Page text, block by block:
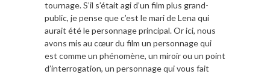
tournage. S’il s’était agi d’un film plus grand-
public, je pense que c’est le mari de Lena qui
aurait été le personnage principal. Or ici, nous
avons mis au cœur du film un personnage qui
est comme un phénomène, un miroir ou un point
d’interrogation, un personnage qui vous fait